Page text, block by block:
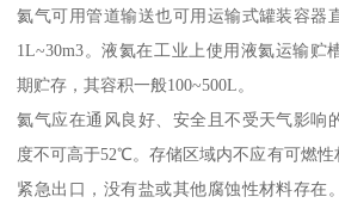
氦气可用管道输送也可用运输式罐装容器
1L~30m3。液氦在工业上使用液氦运输贮
期贮存，其容积一般100~500L。
氦气应在通风良好、安全且不受天气影响
度不可高于52℃。存储区域内不应有可燃
紧急出口，没有盐或其他腐蚀性材料存在